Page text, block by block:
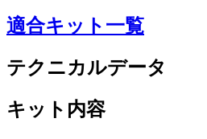
適合キット一覧
テクニカルデータ
キット内容